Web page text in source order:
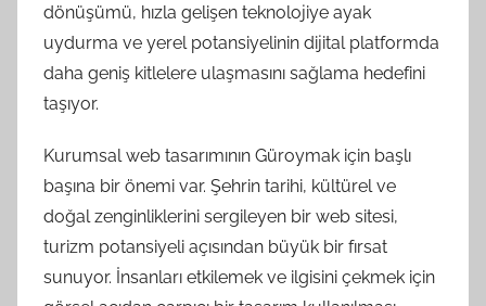
dönüşümü, hızla gelişen teknolojiye ayak
uydurma ve yerel potansiyelinin dijital platformda
daha geniş kitlelere ulaşmasını sağlama hedefini
taşıyor.
Kurumsal web tasarımının Güroymak için başlı
başına bir önemi var. Şehrin tarihi, kültürel ve
doğal zenginliklerini sergileyen bir web sitesi,
turizm potansiyeli açısından büyük bir fırsat
sunuyor. İnsanları etkilemek ve ilgisini çekmek için